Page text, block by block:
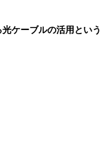
ケーブルの活用という